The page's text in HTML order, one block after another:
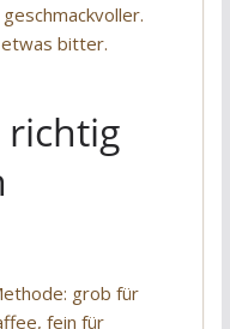
bitter.
richtig
grob für
fein für